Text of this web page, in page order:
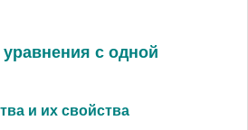
с одной
и их свойства